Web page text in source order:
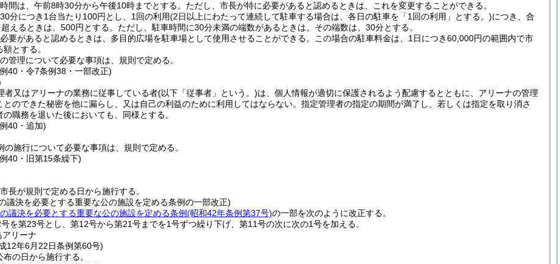
間は、午前8時30分から午後10時までとする。 ただし、市長が特に必要があると認めるときは、これを変更することができる。
分につき1台当たり100円とし、1回の利用(2日以上にわたって連続して駐車する場合は、各日の駐車を「1回の利用」とする。)につき、合
えるときは、500円とする。 ただし、駐車時間に30分未満の端数があるときは、その端数は、30分とする。
要があると認めるときは、多目的広場を駐車場として使用させることができる。
この場合の駐車料金は、1日につき60,000円の範囲内で市
とする。
管理について必要な事項は、規則で定める。
40・令7条例38・一部改正)
者又はアリーナの業務に従事している者(以下「従事者」という。)は、個人情報が適切に保護されるよう配慮するとともに、アリーナの管理
とのできた秘密を他に漏らし、又は自己の利益のために利用してはならない。 指定管理者の指定の期間が満了し、若しくは指定を取り消さ
職務を退いた後においても、同様とする。
40・追加)
の施行について必要な事項は、規則で定める。
40・旧第15条繰下)
長が規則で定める日から施行する。
議決を必要とする重要な公の施設を定める条例の一部改正)
議決を必要とする重要な公の施設を定める条例(昭和42年条例第37号)の一部を次のように改正する。
を第23号とし、第12号から第21号までを1号ずつ繰り下げ、第11号の次に次の1号を加える。
リーナ
12年6月22日条例第60号)
の日から施行する。